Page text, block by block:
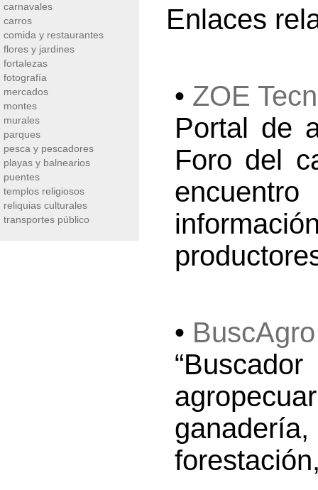
carnavales
carros
comida y restaurantes
flores y jardines
fortalezas
fotografía
mercados
montes
murales
parques
pesca y pescadores
playas y balnearios
puentes
templos religiosos
reliquias culturales
transportes público
Enlaces
• ZOE
Portal de
Foro del
• BuscAgro